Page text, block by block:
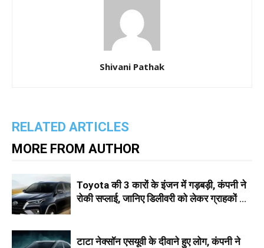
Shivani Pathak
RELATED ARTICLES
MORE FROM AUTHOR
Toyota की 3 कारों के इंजन में गड़बड़ी, कंपनी ने
रोकी सप्लाई, जानिए डिलीवरी को लेकर ग्राहकों से
टाटा नेक्सॉन एसयूवी के दीवाने हुए लोग, कंपनी ने